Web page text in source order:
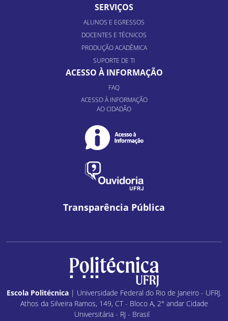
SERVIÇOS
ALUNOS E EGRESSOS
DOCENTES E TÉCNICOS
PRODUÇÃO ACADÊMICA
SUPORTE DE TI
ACESSO À INFORMAÇÃO
FAQ
ACESSO À INFORMAÇÃO
AO CIDADÃO
Transparência Pública
Escola Politécnica | Universidade Federal do Rio de Janeiro - UFRJ.
Athos da Silveira Ramos, 149, CT - Bloco A, 2° andar Cidade
Universitária - RJ - Brasil